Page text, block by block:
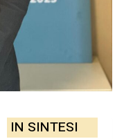
IN SINTESI